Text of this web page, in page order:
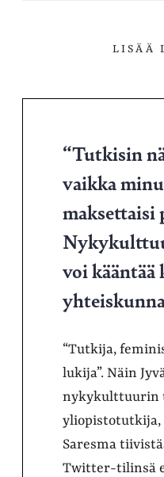
LISÄÄ
“Tutkisin
vaikka
voi kääntää
“Tutkija,
lukija”. Näin
nykykulttuurin
yliopistotutkija,
Saresma
Twitter-tilinsä